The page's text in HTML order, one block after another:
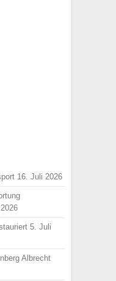
16. Juli 2026
5. Juli
Albrecht